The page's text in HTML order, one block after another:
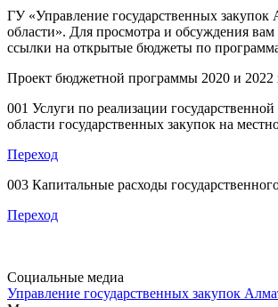
ГУ «Управление государственных закупок
области». Для просмотра и обсуждения
ссылки на открытые бюджеты по
Проект бюджетной программы 2020 и 2022
001 Услуги по реализации
области государственных закупок на
Переход
003 Капитальные расходы
Переход
Социальные медиа
Управление государственных закупок